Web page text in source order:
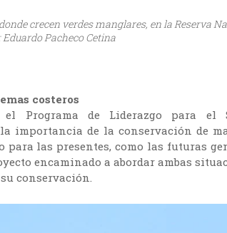
crecen verdes manglares, en la Reserva
Eduardo Pacheco Cetina
costeros
Programa de Liderazgo para el
importancia de la conservación de
para las presentes, como las futuras
encaminado a abordar ambas
conservación.